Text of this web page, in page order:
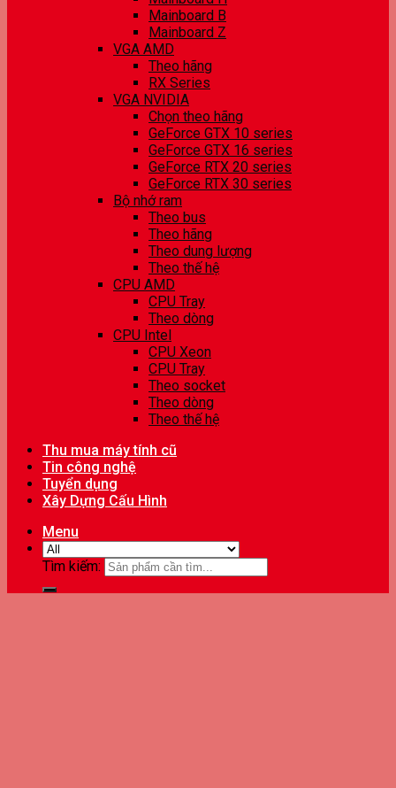
Mainboard B
Mainboard Z
VGA AMD
Theo hãng
RX Series
VGA NVIDIA
Chọn theo hãng
GeForce GTX 10 series
GeForce GTX 16 series
GeForce RTX 20 series
GeForce RTX 30 series
Bộ nhớ ram
Theo bus
Theo hãng
Theo dung lượng
Theo thế hệ
CPU AMD
CPU Tray
Theo dòng
CPU Intel
CPU Xeon
CPU Tray
Theo socket
Theo dòng
Theo thế hệ
Thu mua máy tính cũ
Tin công nghệ
Tuyển dụng
Xây Dựng Cấu Hình
Menu
Tìm kiếm: